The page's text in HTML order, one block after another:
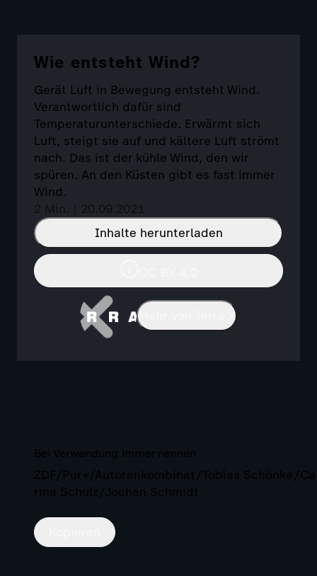
Wie entsteht Wind?
Gerät Luft in Bewegung entsteht Wind.
Verantwortlich dafür sind
Temperaturunterschiede. Erwärmt sich
Luft, steigt sie auf und kältere Luft strömt
nach. Das ist der kühle Wind, den wir
spüren. An den Küsten gibt es fast immer
Wind.
2 Min. | 20.09.2021
Inhalte herunterladen
Mehr von Terra X
Bei Verwendung immer nennen
ZDF/Pur+/Autorenkombinat/Tobias Schönke/Ca
rina Schulz/Jochen Schmidt